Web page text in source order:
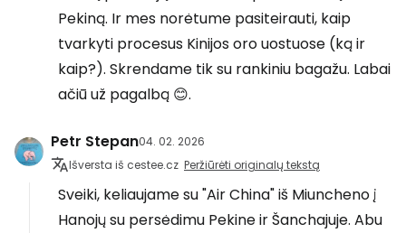
Pekiną. Ir mes norėtume pasiteirauti, kaip
tvarkyti procesus Kinijos oro uostuose (ką ir
kaip?). Skrendame tik su rankiniu bagažu. Labai
ačiū už pagalbą 😊.
Petr Stepan04. 02. 2026
Išversta iš cestee.cz Peržiūrėti originalų tekstą
Sveiki, keliaujame su "Air China" iš Miuncheno į
Hanojų su persėdimu Pekine ir Šanchajuje. Abu